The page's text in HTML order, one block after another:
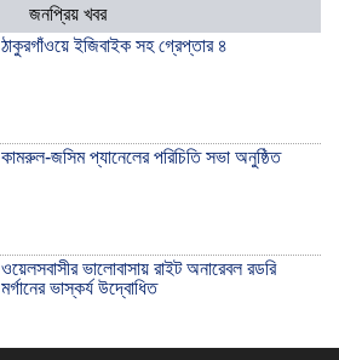
জনপ্রিয় খবর
ঠাকুরগাঁওয়ে ইজিবাইক সহ গ্রেপ্তার ৪
কামরুল-জসিম প্যানেলের পরিচিতি সভা অনুষ্ঠিত
ওয়েলসবাসীর ভালোবাসায় রাইট অনারেবল রডরি
মর্গানের ভাস্কর্য উদ্বোধিত